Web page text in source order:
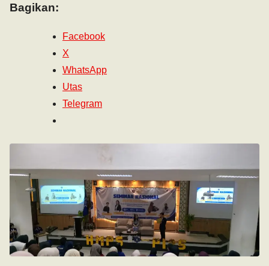
Bagikan:
Facebook
X
WhatsApp
Utas
Telegram